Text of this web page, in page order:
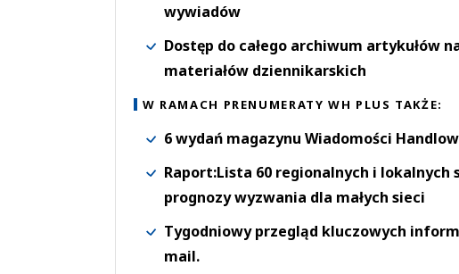
wywiadów
Dostęp do całego archiwum artykułów
materiałów dziennikarskich
W RAMACH PRENUMERATY WH PLUS TAKŻE:
6 wydań magazynu Wiadomości
Raport:Lista 60 regionalnych i lokalnych
prognozy wyzwania dla małych sieci
Tygodniowy przegląd kluczowych
mail.